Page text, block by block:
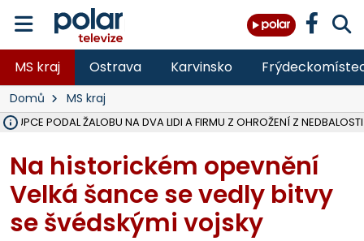
MS kraj Ostrava Karvinsko
Domů MS kraj
PODAL ŽALOBU NA DVA LIDI A FIRMU Z OHROŽENÍ Z NEDBALOSTI
Na historickém opevnění
Velká šance se vedly bitvy
se švédskými vojsky